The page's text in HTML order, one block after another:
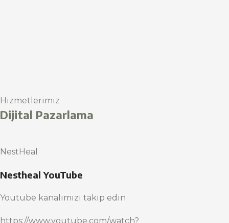
Hizmetlerimiz
Dijital Pazarlama
NestHeal
Nestheal YouTube
Youtube kanalımızı takip edin
https://www.youtube.com/watch?